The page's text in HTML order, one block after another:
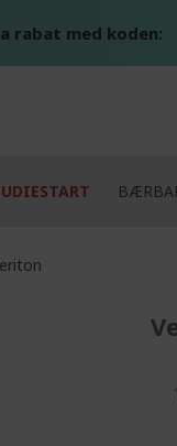
rabat med koden: